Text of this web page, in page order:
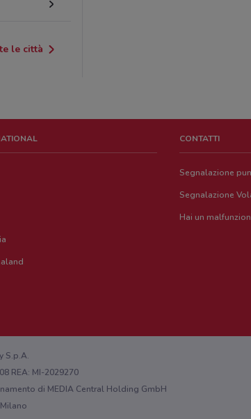
le città
CONTATTI
Segnalazione
Segnalazione
Hai un
S.p.A.
REA: MI-2029270
di MEDIA Central Holding GmbH